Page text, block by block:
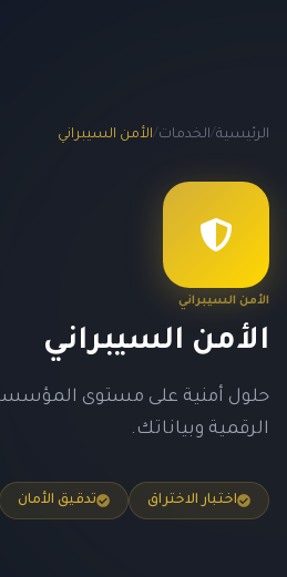
الرئيسية/الخدمات /الأمن السيبراني
الأمن السيبراني
الأمن السيبراني
حلول أمنية على مستوى
الرقمية وبياناتك.
اختبار الاختراق تدقيق الأمان